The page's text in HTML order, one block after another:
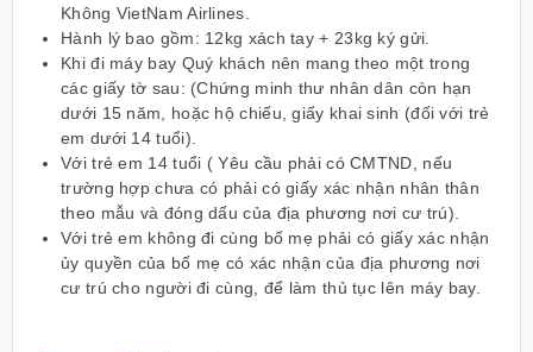
Không VietNam Airlines.
Hành lý bao gồm: 12kg xách tay + 23kg ký gửi.
Khi đi máy bay Quý khách nên mang theo một trong
các giấy tờ sau: (Chứng minh thư nhân dân còn hạn
dưới 15 năm, hoặc hộ chiếu, giấy khai sinh (đối với trẻ
em dưới 14 tuổi).
Với trẻ em 14 tuổi ( Yêu cầu phải có CMTND, nếu
trường hợp chưa có phải có giấy xác nhận nhân thân
theo mẫu và đóng dấu của địa phương nơi cư trú).
Với trẻ em không đi cùng bố mẹ phải có giấy xác nhận
ủy quyền của bố mẹ có xác nhận của địa phương nơi
cư trú cho người đi cùng, để làm thủ tục lên máy bay.